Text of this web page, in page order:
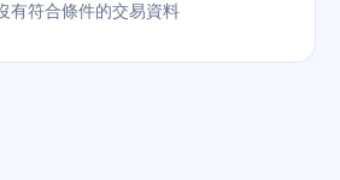
有符合條件的交易資料